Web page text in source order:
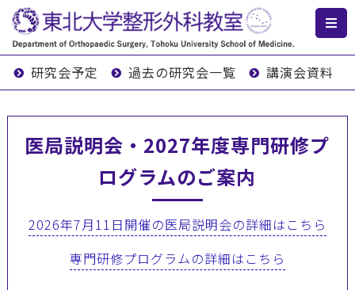
研究会予定 過去の研究会一覧 講演会資料
医局説明会・2027年度専門研修プ
ログラムのご案内
2026年7月11日開催の医局説明会の詳細はこちら
専門研修プログラムの詳細はこちら